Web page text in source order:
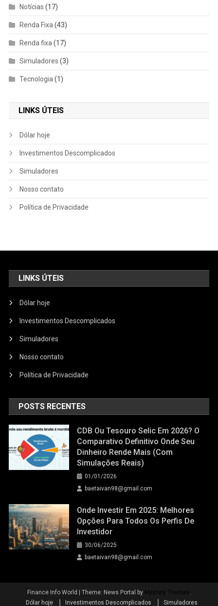
Notícias (17)
Renda Fixa (43)
Renda fixa (17)
Simuladores (3)
Tecnologia (1)
LINKS ÚTEIS
Dólar hoje
Investimentos Descomplicados
Simuladores
Nosso contato
Política de Privacidade
LINKS ÚTEIS
Dólar hoje
Investimentos Descomplicados
Simuladores
Nosso contato
Política de Privacidade
POSTS RECENTES
CDB Ou Tesouro Selic Em 2026? O
Comparativo Definitivo Onde Seu
Dinheiro Rende Mais (Com
Simulações Reais)
01/01/2026
baetaivan98@gmail.com
Onde Investir Em 2025: Melhores
Opções Para Todos Os Perfis De
Investidor
30/06/2025
baetaivan98@gmail.com
Finance Info World Theme: News Portal by Mystery Themes .
Dólar hoje
Investimentos Descomplicados Simuladores